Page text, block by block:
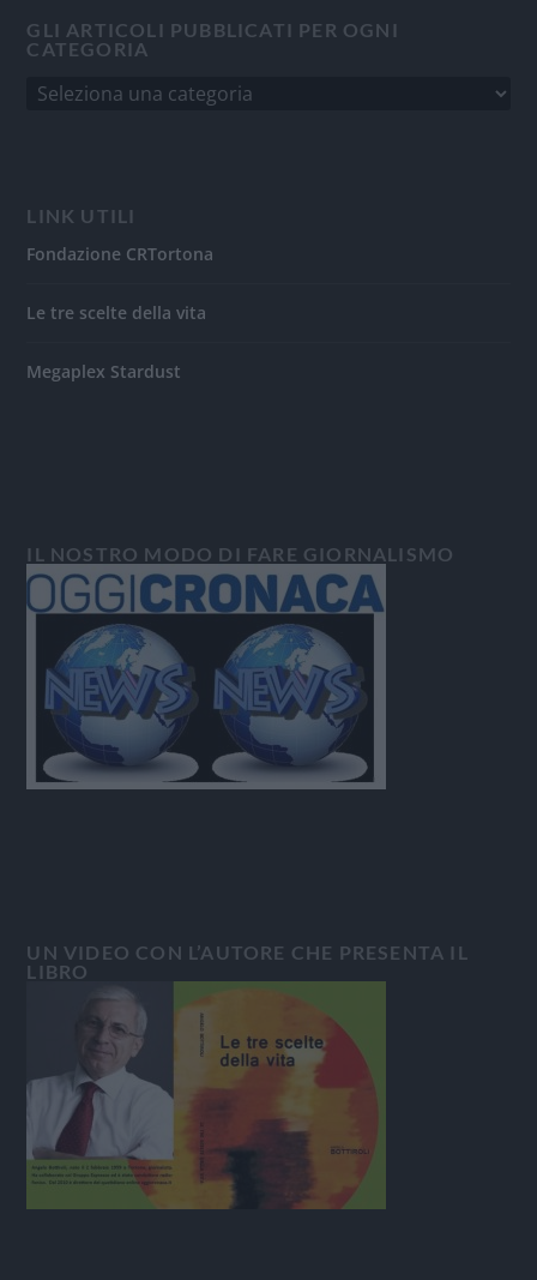
GLI ARTICOLI PUBBLICATI PER OGNI
CATEGORIA
LINK UTILI
Fondazione CRTortona
Le tre scelte della vita
Megaplex Stardust
IL NOSTRO MODO DI FARE GIORNALISMO
UN VIDEO CON L’AUTORE CHE PRESENTA IL
LIBRO